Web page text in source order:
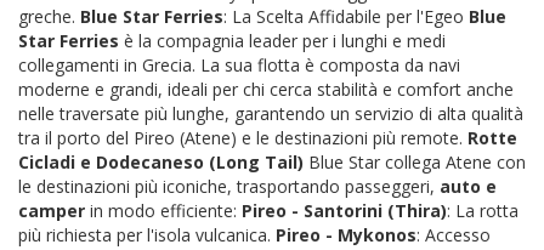
greche. Blue Star Ferries: La Scelta Affidabile per l'Egeo Blue
Star Ferries è la compagnia leader per i lunghi e medi
collegamenti in Grecia. La sua flotta è composta da navi
moderne e grandi, ideali per chi cerca stabilità e comfort anche
nelle traversate più lunghe, garantendo un servizio di alta qualità
tra il porto del Pireo (Atene) e le destinazioni più remote. Rotte
Cicladi e Dodecaneso (Long Tail) Blue Star collega Atene con
le destinazioni più iconiche, trasportando passeggeri, auto e
camper in modo efficiente: Pireo - Santorini (Thira): La rotta
più richiesta per l'isola vulcanica. Pireo - Mykonos: Accesso